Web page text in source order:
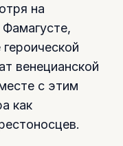
на
венецианской
с этим
как